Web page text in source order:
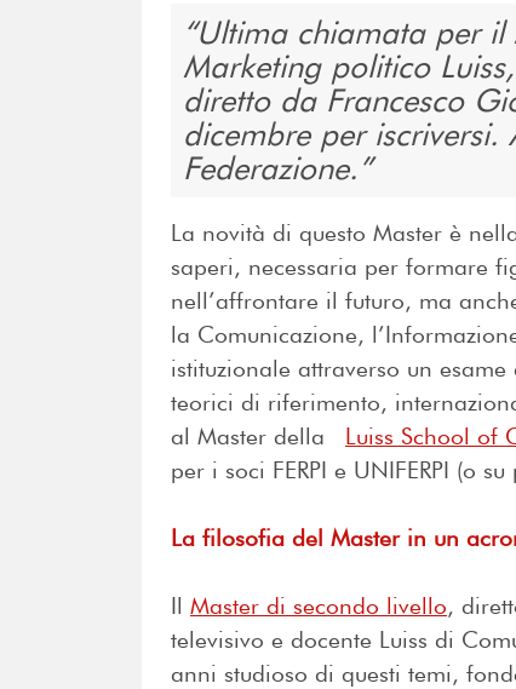
Ultima chiamata per il
Marketing politico
diretto da Francesco
dicembre per
Federazione.
La novità di questo Master è
saperi, necessaria per formare
nell’affrontare il futuro, ma
la Comunicazione,
istituzionale attraverso un
teorici di riferimento,
al Master della Luiss School of
per i soci FERPI e UNIFERPI (o
La filosofia del Master in un
Il Master di secondo livello,
televisivo e docente Luiss di
anni studioso di questi temi,